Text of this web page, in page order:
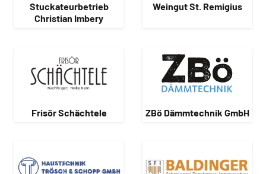
Stuckateurbetrieb
Christian Imbery
Weingut St. Remigius
Frisör Schächtele ZBö Dämmtechnik GmbH